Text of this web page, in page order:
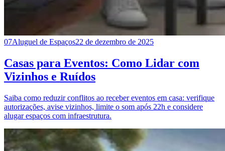
07Aluguel de Espaços22 de dezembro de 2025
Casas para Eventos: Como Lidar com
Vizinhos e Ruídos
Saiba como reduzir conflitos ao receber eventos em casa: verifique
autorizações, avise vizinhos, limite o som após 22h e considere
alugar espaços com infraestrutura.